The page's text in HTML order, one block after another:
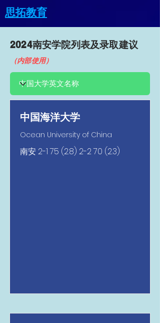
思拓教育
2024南安​学院列表及录取建议
（内部使用）
中国海洋大学
Ocean University of China
南安2-1 75 (2.8) 2-2 70 (2.3)